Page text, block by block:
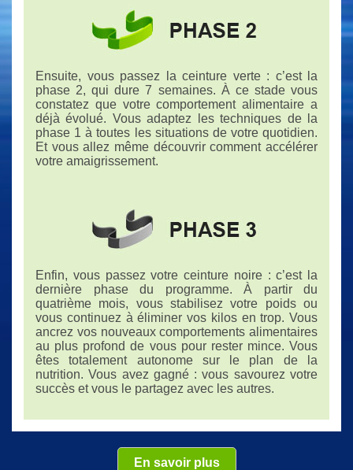
Ensuite, vous passez la ceinture verte : c’est la
phase 2, qui dure 7 semaines. À ce stade vous
constatez que votre comportement alimentaire a
déjà évolué. Vous adaptez les techniques de la
phase 1 à toutes les situations de votre quotidien.
Et vous allez même découvrir comment accélérer
votre amaigrissement.
Enfin, vous passez votre ceinture noire : c’est la
dernière phase du programme. À partir du
quatrième mois, vous stabilisez votre poids ou
vous continuez à éliminer vos kilos en trop. Vous
ancrez vos nouveaux comportements alimentaires
au plus profond de vous pour rester mince. Vous
êtes totalement autonome sur le plan de la
nutrition. Vous avez gagné : vous savourez votre
succès et vous le partagez avec les autres.
En savoir plus